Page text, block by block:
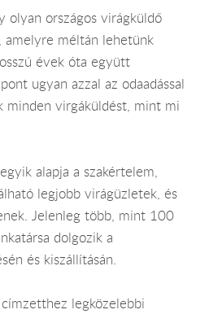
olyan országos virágküldő
amelyre méltán lehetünk
évek óta együtt
ugyan azzal az odaadással
minden virgáküldést, mint mi
alapja a szakértelem,
legjobb virágüzletek, és
Jelenleg több, mint 100
dolgozik a
és kiszállításán.
legközelebbi